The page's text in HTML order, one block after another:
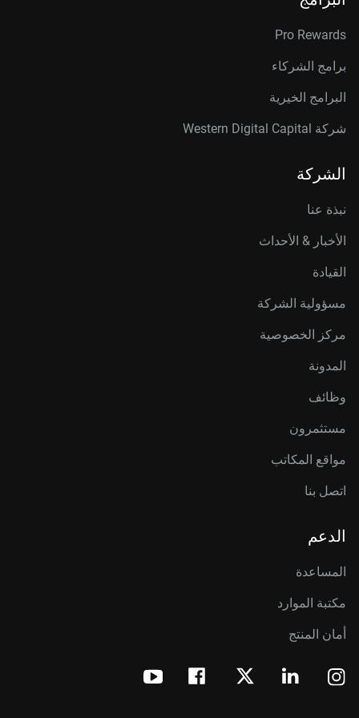
Pro Rewards
برامج الشركاء
البرامج الخيرية
شركة Western Digital Capital
الشركة
نبذة عنا
الأخبار & الأحداث
القيادة
مسؤولية الشركة
مركز الخصوصية
المدونة
وظائف
مستثمرون
مواقع المكاتب
اتصل بنا
الدعم
المساعدة
مكتبة الموارد
أمان المنتج